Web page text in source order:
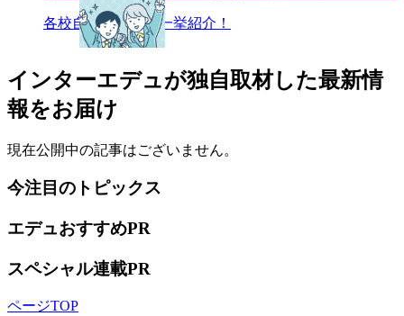
各校自慢の制服を一挙紹介！
インターエデュが独自取材した最新情
報をお届け
現在公開中の記事はございません。
今注目のトピックス
エデュおすすめ
スペシャル連載
ページTOP